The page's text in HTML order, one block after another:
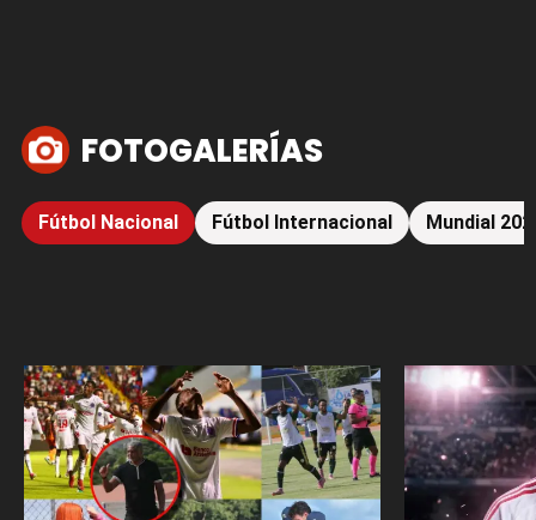
FOTOGALERÍAS
Fútbol Nacional Fútbol Internacional Mundial